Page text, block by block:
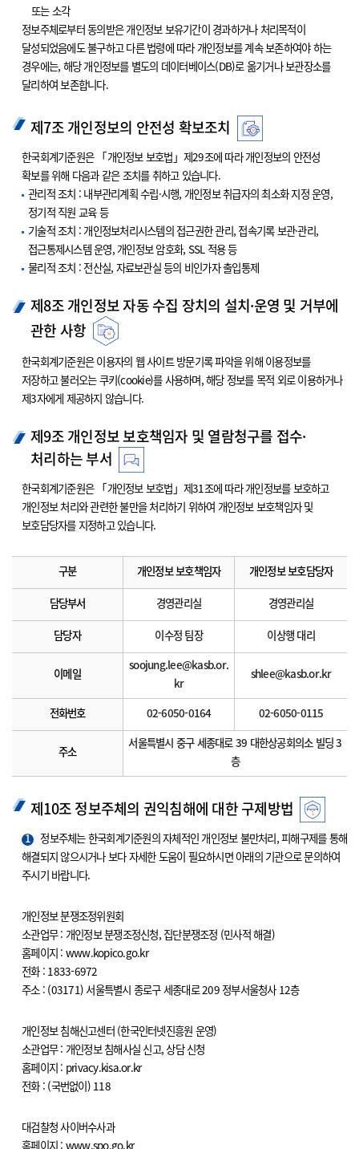
또는 소각
정보주체로부터 동의받은 개인정보 보유기간이 경과하거나 처리목적이
달성되었음에도 불구하고 다른 법령에 따라 개인정보를 계속 보존하여야 하는
경우에는, 해당 개인정보를 별도의 데이터베이스(DB)로 옮기거나 보관장소를
달리하여 보존합니다.
제7조 개인정보의 안전성 확보조치
한국회계기준원은 「개인정보 보호법」제29조에 따라 개인정보의 안전성
확보를 위해 다음과 같은 조치를 취하고 있습니다.
관리적 조치 : 내부관리계획 수립·시행, 개인정보 취급자의 최소화 지정 운영,
정기적 직원 교육 등
기술적 조치 : 개인정보처리시스템의 접근권한 관리, 접속기록 보관·관리,
접근통제시스템 운영, 개인정보 암호화, SSL 적용 등
물리적 조치 : 전산실, 자료보관실 등의 비인가자 출입통제
제8조 개인정보 자동 수집 장치의 설치·운영 및 거부에
관한 사항
한국회계기준원은 이용자의 웹 사이트 방문기록 파악을 위해 이용정보를
저장하고 불러오는 쿠키(cookie)를 사용하며, 해당 정보를 목적 외로 이용하거나
제3자에게 제공하지 않습니다.
제9조 개인정보 보호책임자 및 열람청구를 접수·
처리하는 부서
한국회계기준원은 「개인정보 보호법」제31조에 따라 개인정보를 보호하고
개인정보 처리와 관련한 불만을 처리하기 위하여 개인정보 보호책임자 및
보호담당자를 지정하고 있습니다.
구분 개인정보 보호책임자 개인정보 보호담당자
담당부서 경영관리실 경영관리실
담당자 이수정 팀장 이상행 대리
이메일
soojung.lee@kasb.or.
kr
shlee@kasb.or.kr
전화번호 02-6050-0164 02-6050-0115
주소
서울특별시 중구 세종대로 39 대한상공회의소 빌딩 3
층
제10조 정보주체의 권익침해에 대한 구제방법
1
정보주체는 한국회계기준원의 자체적인 개인정보 불만처리, 피해구제를 통해
해결되지 않으시거나 보다 자세한 도움이 필요하시면 아래의 기관으로 문의하여
주시기 바랍니다.
개인정보 분쟁조정위원회
소관업무 : 개인정보 분쟁조정신청, 집단분쟁조정 (민사적 해결)
홈페이지 : www.kopico.go.kr
전화 : 1833-6972
주소 : (03171) 서울특별시 종로구 세종대로 209 정부서울청사 12층
개인정보 침해신고센터 (한국인터넷진흥원 운영)
소관업무 : 개인정보 침해사실 신고, 상담 신청
홈페이지 : privacy.kisa.or.kr
전화 : (국번없이) 118
대검찰청 사이버수사과
홈페이지 : www.spo.go.kr